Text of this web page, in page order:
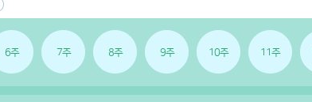
6주 7주 8주 9주 10주 11주